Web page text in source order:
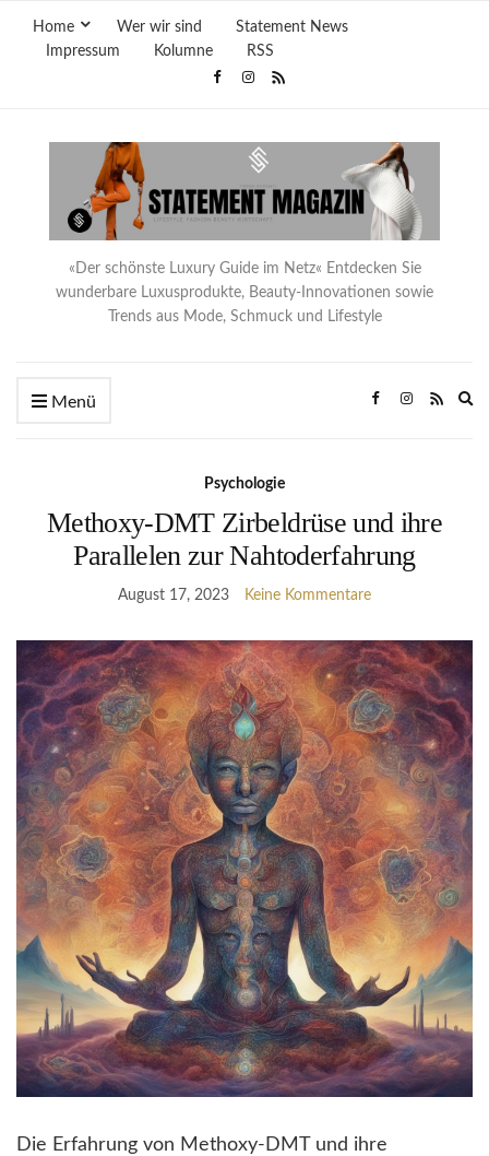
Home Wer wir sind
Statement News
Impressum
Kolumne RSS
«Der schönste Luxury Guide im Netz« Entdecken Sie
wunderbare Luxusprodukte, Beauty-Innovationen sowie
Trends aus Mode, Schmuck und Lifestyle
Menü
Psychologie
Methoxy-DMT Zirbeldrüse und ihre
Parallelen zur Nahtoderfahrung
August 17, 2023 Keine Kommentare
Die Erfahrung von Methoxy-DMT und ihre